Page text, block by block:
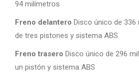
94 milímetros
Freno delantero Disco único de
de tres pistones y sistema ABS
Freno trasero Disco único de 296
un pistón y sistema ABS